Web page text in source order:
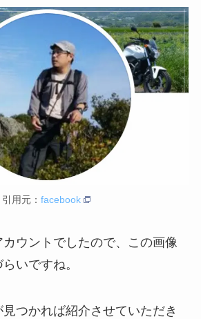
引用元： facebook
ウントでしたので、この画像
いですね。
つかれば紹介させていただき